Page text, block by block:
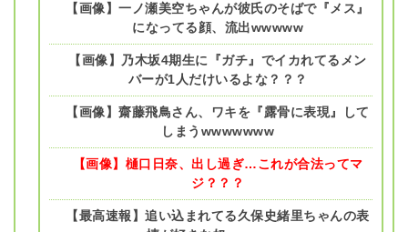
【画像】一ノ瀬美空ちゃんが彼氏のそばで『メス』
になってる顔、流出wwwww
【画像】乃木坂4期生に『ガチ』でイカれてるメン
バーが1人だけいるよな？？？
【画像】齋藤飛鳥さん、ワキを『露骨に表現』して
しまうwwwwwww
【画像】樋口日奈、出し過ぎ…これが合法ってマ
ジ？？？
【最高速報】追い込まれてる久保史緒里ちゃんの表